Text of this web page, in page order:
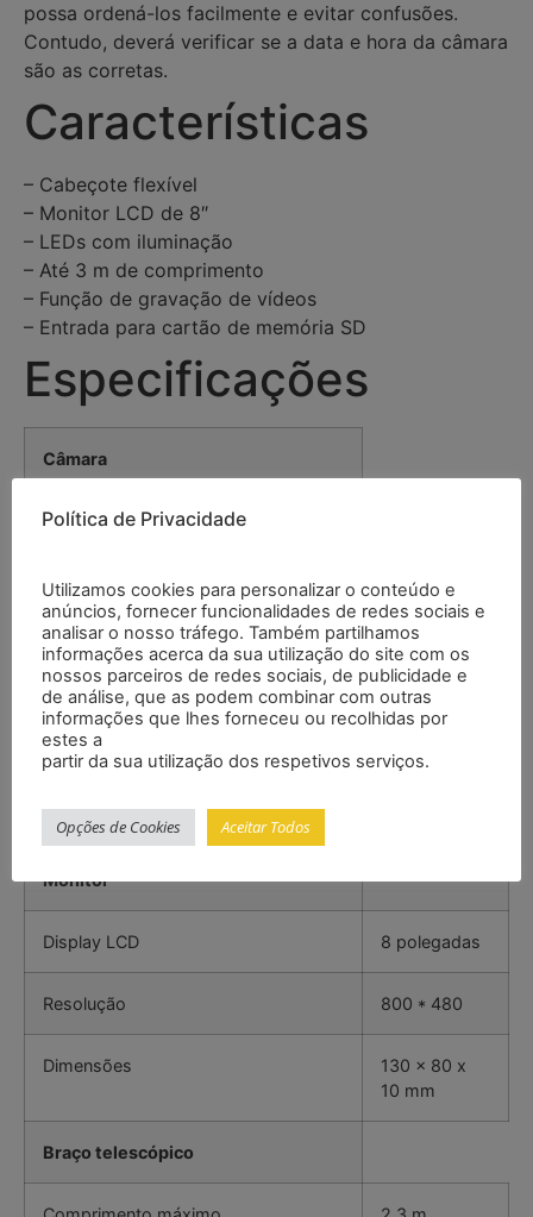
possa ordená-los facilmente e evitar confusões.
Contudo, deverá verificar se a data e hora da câmara
são as corretas.
Características
– Cabeçote flexível
– Monitor LCD de 8″
– LEDs com iluminação
– Até 3 m de comprimento
– Função de gravação de vídeos
– Entrada para cartão de memória SD
Especificações
Câmara
Cabeçote
Pixels
0,3
Megapixels
Iluminação
12 x LEDs
(brancos)
Comprimento 320 mm
Diâmetro
Monitor
Display LCD 8 polegadas
Resolução 800 * 480
Dimensões
130 x 80 x
10 mm
Braço telescópico
Política de Privacidade
Utilizamos cookies para personalizar o conteúdo e
anúncios, fornecer funcionalidades de redes sociais e
analisar o nosso tráfego. Também partilhamos
informações acerca da sua utilização do site com os
nossos parceiros de redes sociais, de publicidade e
de análise, que as podem combinar com outras
informações que lhes forneceu ou recolhidas por
estes a
partir da sua utilização dos respetivos serviços.
Opções de Cookies Aceitar Todos